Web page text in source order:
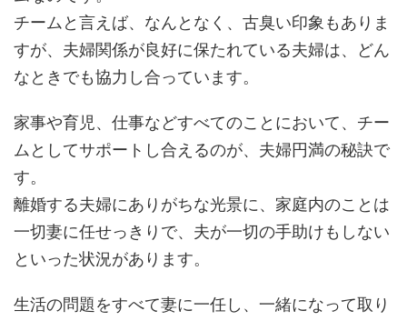
チームと言えば、なんとなく、古臭い印象もありま
すが、夫婦関係が良好に保たれている夫婦は、どん
なときでも協力し合っています。
家事や育児、仕事などすべてのことにおいて、チー
ムとしてサポートし合えるのが、夫婦円満の秘訣で
す。
離婚する夫婦にありがちな光景に、家庭内のことは
一切妻に任せっきりで、夫が一切の手助けもしない
といった状況があります。
生活の問題をすべて妻に一任し、一緒になって取り